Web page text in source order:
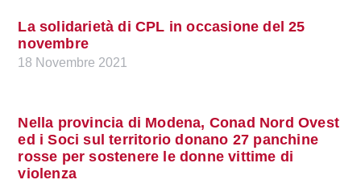
La solidarietà di CPL in occasione del 25
novembre
18 Novembre 2021
Nella provincia di Modena, Conad Nord Ovest
ed i Soci sul territorio donano 27 panchine
rosse per sostenere le donne vittime di
violenza